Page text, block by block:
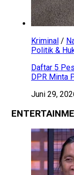
Kriminal /
Politik &
Daftar 5
DPR Minta
Juni 29,